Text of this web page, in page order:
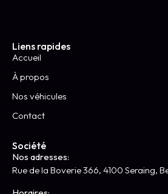
Liens rapides
Accueil
À propos
Nos véhicules
Contact
Société
Nos adresses:
Rue de la Boverie 366, 4100 Seraing,